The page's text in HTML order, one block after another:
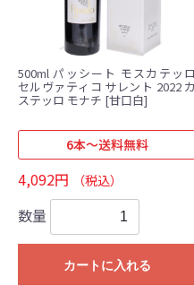
500ml パッシート モスカテッロ
セルヴァティコ サレント 2022 カ
ステッロ モナチ [甘口白]
6本～送料無料
4,092円 （税込）
数量
カートに入れる